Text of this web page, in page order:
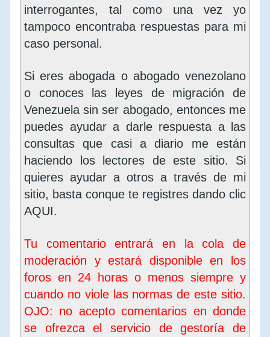
interrogantes, tal como una vez yo
tampoco encontraba respuestas para mi
caso personal.
Si eres abogada o abogado venezolano
o conoces las leyes de migración de
Venezuela sin ser abogado, entonces me
puedes ayudar a darle respuesta a las
consultas que casi a diario me están
haciendo los lectores de este sitio. Si
quieres ayudar a otros a través de mi
sitio, basta conque te registres dando clic
AQUI.
Tu comentario entrará en la cola de
moderación y estará disponible en los
foros en 24 horas o menos siempre y
cuando no viole las normas de este sitio.
OJO: no acepto comentarios en donde
se ofrezca el servicio de gestoría de